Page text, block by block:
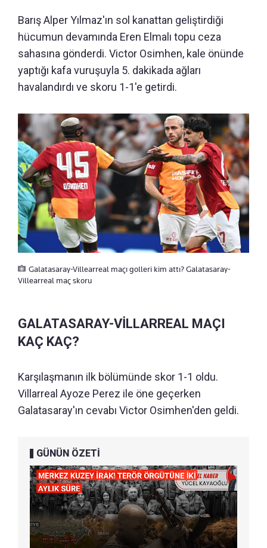
Barış Alper Yılmaz'ın sol kanattan geliştirdiği
hücumun devamında Eren Elmalı topu ceza
sahasına gönderdi. Victor Osimhen, kale önünde
yaptığı kafa vuruşuyla 5. dakikada ağları
havalandırdı ve skoru 1-1'e getirdi.
Galatasaray-Villearreal maçı golleri kim attı? Galatasaray-
Villearreal maç skoru
GALATASARAY-VİLLARREAL MAÇI
KAÇ KAÇ?
Karşılaşmanın ilk bölümünde skor 1-1 oldu.
Villarreal Ayoze Perez ile öne geçerken
Galatasaray'ın cevabı Victor Osimhen'den geldi.
GÜNÜN ÖZETİ